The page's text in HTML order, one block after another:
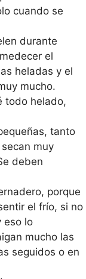
cuando se
durante
el
heladas y el
mucho.
todo helado,
tanto
muy
deben
porque
el frío, si no
eso lo
mucho las
seguidos o en